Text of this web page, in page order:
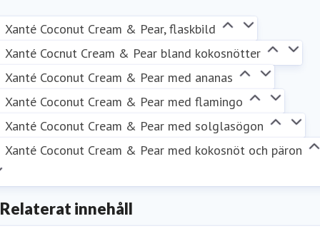
289 08 42
Xanté Coconut Cream & Pear, flaskbild
Xanté Cocnut Cream & Pear bland kokosnötter
Xanté Coconut Cream & Pear med ananas
Xanté Coconut Cream & Pear med flamingo
Xanté Coconut Cream & Pear med solglasögon
Xanté Coconut Cream & Pear med kokosnöt och päron
Relaterat innehåll